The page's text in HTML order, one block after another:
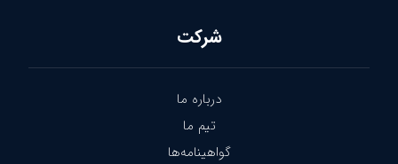
شرکت
درباره ما
تیم ما
گواهینامه‌ها